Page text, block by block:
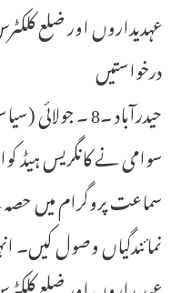
عہدیداروں اور ضلع
درخواستیں
حیدرآباد ۔8 ۔
سوامی نے کانگریس ہیڈ
نمائندگیاں وصول